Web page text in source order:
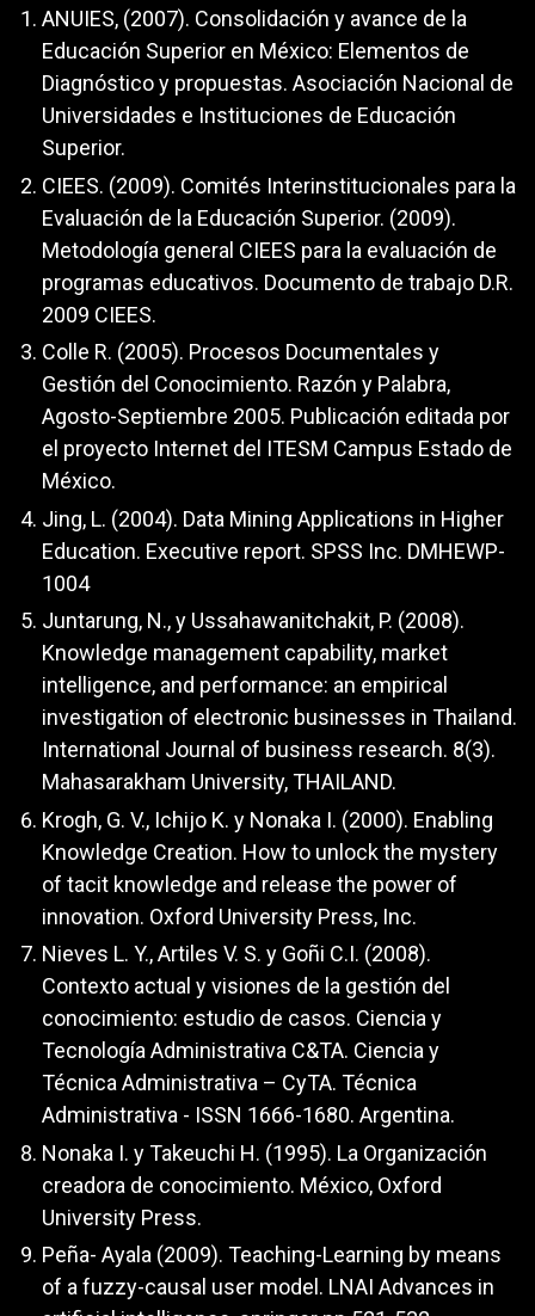
ANUIES, (2007). Consolidación y avance de la
Educación Superior en México: Elementos de
Diagnóstico y propuestas. Asociación Nacional de
Universidades e Instituciones de Educación
Superior.
CIEES. (2009). Comités Interinstitucionales para la
Evaluación de la Educación Superior. (2009).
Metodología general CIEES para la evaluación de
programas educativos. Documento de trabajo D.R.
2009 CIEES.
Colle R. (2005). Procesos Documentales y
Gestión del Conocimiento. Razón y Palabra,
Agosto-Septiembre 2005. Publicación editada por
el proyecto Internet del ITESM Campus Estado de
México.
Jing, L. (2004). Data Mining Applications in Higher
Education. Executive report. SPSS Inc. DMHEWP-
1004
Juntarung, N., y Ussahawanitchakit, P. (2008).
Knowledge management capability, market
intelligence, and performance: an empirical
investigation of electronic businesses in Thailand.
International Journal of business research. 8(3).
Mahasarakham University, THAILAND.
Krogh, G. V., Ichijo K. y Nonaka I. (2000). Enabling
Knowledge Creation. How to unlock the mystery
of tacit knowledge and release the power of
innovation. Oxford University Press, Inc.
Nieves L. Y., Artiles V. S. y Goñi C.I. (2008).
Contexto actual y visiones de la gestión del
conocimiento: estudio de casos. Ciencia y
Tecnología Administrativa C&TA. Ciencia y
Técnica Administrativa – CyTA. Técnica
Administrativa - ISSN 1666-1680. Argentina.
Nonaka I. y Takeuchi H. (1995). La Organización
creadora de conocimiento. México, Oxford
University Press.
Peña- Ayala (2009). Teaching-Learning by means
of a fuzzy-causal user model. LNAI Advances in